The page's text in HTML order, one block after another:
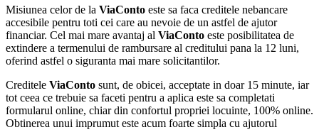
Misiunea celor de la ViaConto este sa faca creditele nebancare
accesibile pentru toti cei care au nevoie de un astfel de ajutor
financiar. Cel mai mare avantaj al ViaConto este posibilitatea de
extindere a termenului de rambursare al creditului pana la 12 luni,
oferind astfel o siguranta mai mare solicitantilor.
Creditele ViaConto sunt, de obicei, acceptate in doar 15 minute, iar
tot ceea ce trebuie sa faceti pentru a aplica este sa completati
formularul online, chiar din confortul propriei locuinte, 100% online.
Obtinerea unui imprumut este acum foarte simpla cu ajutorul